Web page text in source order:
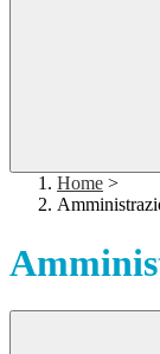
Home >